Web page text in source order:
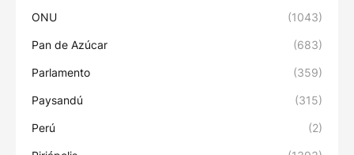
ONU (1043)
Pan de Azúcar (683)
Parlamento (359)
Paysandú (315)
Perú (2)